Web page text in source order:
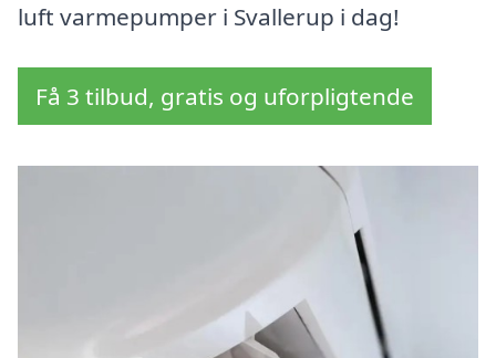
luft varmepumper i Svallerup i dag!
Få 3 tilbud, gratis og uforpligtende